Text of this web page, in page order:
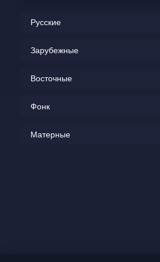
Не стесняйся запустить
Сложит губки в трубочку.
Буду мять твою Матильду
Русские
Зарубежные
Восточные
Фонк
Матерные